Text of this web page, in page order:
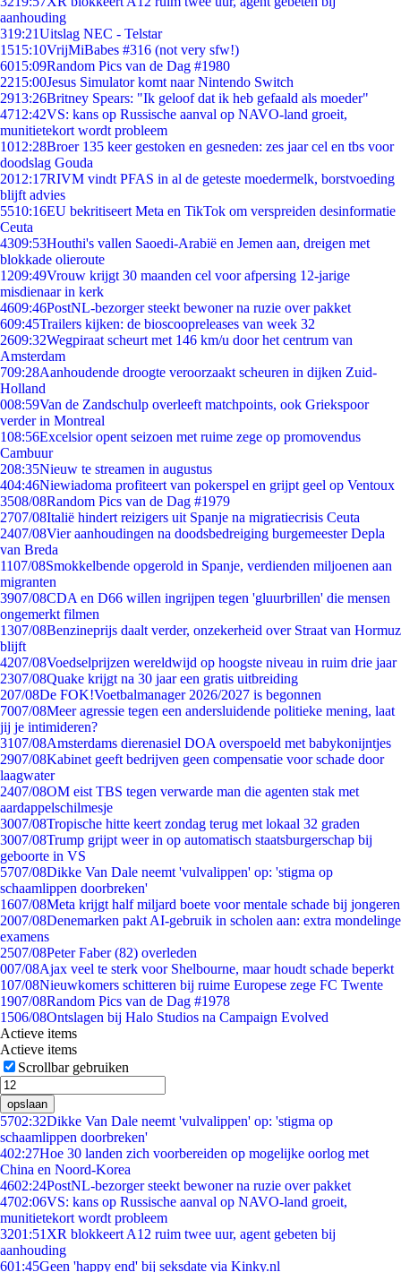
aanhouding
319:21Uitslag NEC - Telstar
1515:10VrijMiBabes #316 (not very sfw!)
6015:09Random Pics van de Dag #1980
2215:00Jesus Simulator komt naar Nintendo Switch
2913:26Britney Spears: "Ik geloof dat ik heb gefaald als moeder"
4712:42VS: kans op Russische aanval op NAVO-land groeit,
munitietekort wordt probleem
1012:28Broer 135 keer gestoken en gesneden: zes jaar cel en tbs voor
doodslag Gouda
2012:17RIVM vindt PFAS in al de geteste moedermelk, borstvoeding
blijft advies
5510:16EU bekritiseert Meta en TikTok om verspreiden desinformatie
Ceuta
4309:53Houthi's vallen Saoedi-Arabië en Jemen aan, dreigen met
blokkade olieroute
1209:49Vrouw krijgt 30 maanden cel voor afpersing 12-jarige
misdienaar in kerk
4609:46PostNL-bezorger steekt bewoner na ruzie over pakket
609:45Trailers kijken: de bioscoopreleases van week 32
2609:32Wegpiraat scheurt met 146 km/u door het centrum van
Amsterdam
709:28Aanhoudende droogte veroorzaakt scheuren in dijken Zuid-
Holland
008:59Van de Zandschulp overleeft matchpoints, ook Griekspoor
verder in Montreal
108:56Excelsior opent seizoen met ruime zege op promovendus
Cambuur
208:35Nieuw te streamen in augustus
404:46Niewiadoma profiteert van pokerspel en grijpt geel op Ventoux
3508/08Random Pics van de Dag #1979
2707/08Italië hindert reizigers uit Spanje na migratiecrisis Ceuta
2407/08Vier aanhoudingen na doodsbedreiging burgemeester Depla
van Breda
1107/08Smokkelbende opgerold in Spanje, verdienden miljoenen aan
migranten
3907/08CDA en D66 willen ingrijpen tegen 'gluurbrillen' die mensen
ongemerkt filmen
1307/08Benzineprijs daalt verder, onzekerheid over Straat van Hormuz
blijft
4207/08Voedselprijzen wereldwijd op hoogste niveau in ruim drie jaar
2307/08Quake krijgt na 30 jaar een gratis uitbreiding
207/08De FOK!Voetbalmanager 2026/2027 is begonnen
7007/08Meer agressie tegen een andersluidende politieke mening, laat
jij je intimideren?
3107/08Amsterdams dierenasiel DOA overspoeld met babykonijntjes
2907/08Kabinet geeft bedrijven geen compensatie voor schade door
laagwater
2407/08OM eist TBS tegen verwarde man die agenten stak met
aardappelschilmesje
3007/08Tropische hitte keert zondag terug met lokaal 32 graden
3007/08Trump grijpt weer in op automatisch staatsburgerschap bij
geboorte in VS
5707/08Dikke Van Dale neemt 'vulvalippen' op: 'stigma op
schaamlippen doorbreken'
1607/08Meta krijgt half miljard boete voor mentale schade bij jongeren
2007/08Denemarken pakt AI-gebruik in scholen aan: extra mondelinge
examens
2507/08Peter Faber (82) overleden
007/08Ajax veel te sterk voor Shelbourne, maar houdt schade beperkt
107/08Nieuwkomers schitteren bij ruime Europese zege FC Twente
1907/08Random Pics van de Dag #1978
1506/08Ontslagen bij Halo Studios na Campaign Evolved
Actieve items
Actieve items
Scrollbar gebruiken
opslaan
5702:32Dikke Van Dale neemt 'vulvalippen' op: 'stigma op
schaamlippen doorbreken'
402:27Hoe 30 landen zich voorbereiden op mogelijke oorlog met
China en Noord-Korea
4602:24PostNL-bezorger steekt bewoner na ruzie over pakket
4702:06VS: kans op Russische aanval op NAVO-land groeit,
munitietekort wordt probleem
3201:51 XR blokkeert A12 ruim twee uur, agent gebeten bij
aanhouding
601:45Geen 'happy end' bij seksdate via Kinky.nl